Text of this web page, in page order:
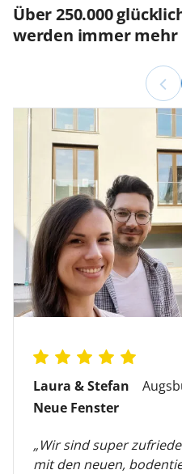
Über 250.000
werden immer mehr
Laura & Stefan
Neue Fenster
„Wir sind super
mit den neuen,